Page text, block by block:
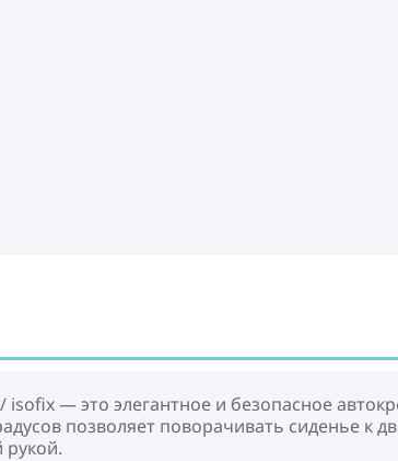
isofix — это элегантное и безопасное
позволяет поворачивать сиденье к
рукой.